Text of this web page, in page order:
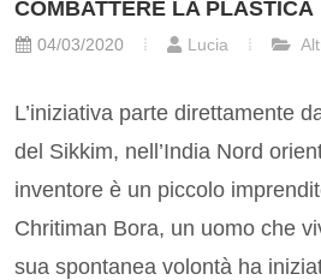
COMBATTERE LA PLASTICA
04/03/2020 Lucia
L’iniziativa parte direttamente
del Sikkim, nell’India Nord
inventore è un piccolo
Chritiman Bora, un uomo che
sua spontanea volontà ha